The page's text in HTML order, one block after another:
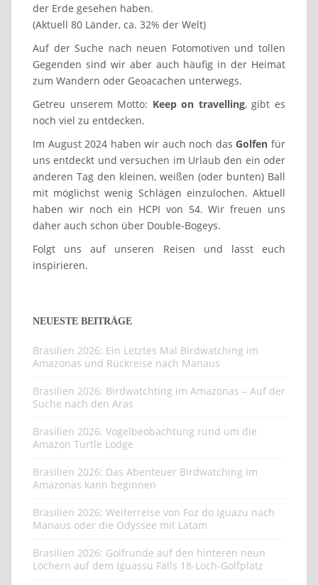
der Erde gesehen haben.
(Aktuell 80 Länder, ca. 32% der Welt)
Auf der Suche nach neuen Fotomotiven und tollen
Gegenden sind wir aber auch häufig in der Heimat
zum Wandern oder Geoacachen unterwegs.
Getreu unserem Motto: Keep on travelling, gibt es
noch viel zu entdecken.
Im August 2024 haben wir auch noch dasGolfen für
uns entdeckt und versuchen im Urlaub den ein oder
anderen Tag den kleinen, weißen (oder bunten) Ball
mit möglichst wenig Schlägen einzulochen. Aktuell
haben wir noch ein HCPI von 54. Wir freuen uns
daher auch schon über Double-Bogeys.
Folgt uns auf unseren Reisen und lasst euch
inspirieren.
NEUESTE BEITRÄGE
Brasilien 2026: Ein Letztes Mal Birdwatching im
Amazonas und Rückreise nach Manaus
Brasilien 2026: Birdwatchting im Amazonas – Auf der
Suche nach den Aras
Brasilien 2026: Vogelbeobachtung rund um die
Amazon Turtle Lodge
Brasilien 2026: Das Abenteuer Birdwatching im
Amazonas kann beginnen
Brasilien 2026: Weiterreise von Foz do Iguazu nach
Manaus oder die Odyssee mit Latam
Brasilien 2026: Golfrunde auf den hinteren neun
Löchern auf dem Iguassu Falls 18-Loch-Golfplatz